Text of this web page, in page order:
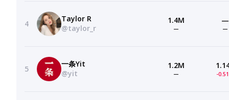
4
Taylor R
@taylor_r
1.4M
—
—
—
5
一条Yit
@yit
1.2M
— -